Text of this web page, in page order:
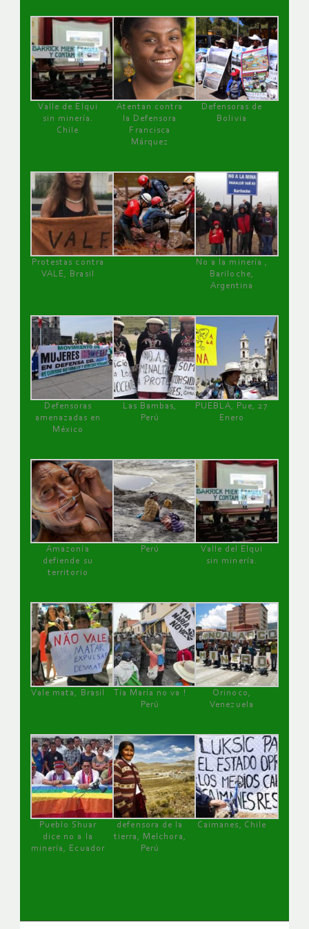
Valle de Elqui
sin minería.
Chile
Atentan contra
la Defensora
Francisca
Márquez
Defensoras de
Bolivia
Protestas contra
VALE, Brasil
No a la minería ,
Bariloche,
Argentina
Defensoras
amenazadas en
México
Las Bambas,
Perú
PUEBLA, Pue, 27
Enero
Amazonía
defiende su
territorio
Perú
Valle del Elqui
sin minería.
Vale mata, Brasil
Tía María no va !
Perú
Orinoco,
Venezuela
Pueblo Shuar
dice no a la
minería, Ecuador
defensora de la
tierra, Melchora,
Perú
Caimanes, Chile